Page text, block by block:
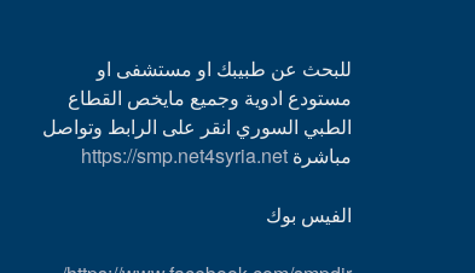
للبحث عن طبيبك او مستشفى او
مستودع ادوية وجميع مايخص القطاع
الطبي السوري انقر على الرابط وتواصل
مباشرة https://smp.net4syria.net
الفيس بوك